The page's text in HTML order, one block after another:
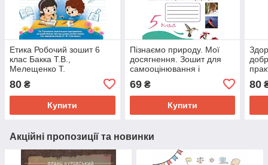
Етика Робочий зошит 6
клас Бакка Т.В.,
Мелещенко Т.
80 ₴
Купити
Пізнаємо природу. Мої
досягнення. Зошит для
самооцінювання і
перевірних робіт 5-й клас
Коршевнюк Т.В.
69₴
Купити
80
Акційні пропозиції та новинки